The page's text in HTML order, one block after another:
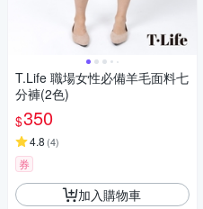
T.Life 職場女性必備羊毛面料七
分褲(2色)
$350
4.8 (4)
券
加入購物車